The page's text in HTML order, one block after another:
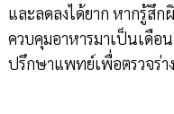
และลดลงได้ยาก หากรู้สึ
ควบคุมอาหารมาเป็นเดือ
ปรึกษาแพทย์เพื่อตรวจร่า